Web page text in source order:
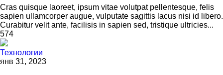
Cras quisque laoreet, ipsum vitae volutpat pellentesque, felis
sapien ullamcorper augue, vulputate sagittis lacus nisi id libero.
Curabitur velit ante, facilisis in sapien sed, tristique ultricies...
574
Технологии
янв 31, 2023